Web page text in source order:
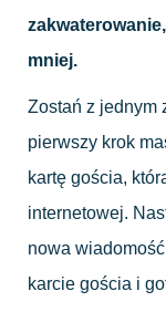
mniej.
Zostań z jednym
pierwszy krok
kartę gościa,
internetowej.
nowa
karcie gościa i